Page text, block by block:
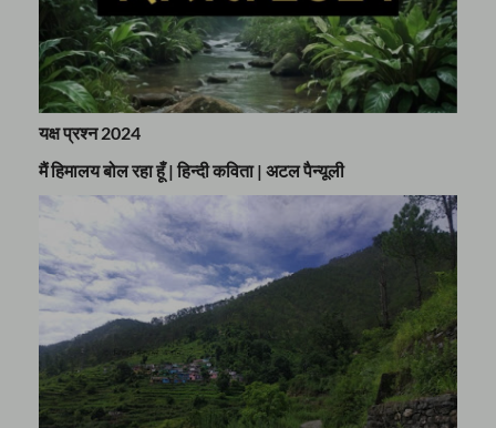
यक्ष प्रश्न 2024
मैं हिमालय बोल रहा हूँ | हिन्दी कविता | अटल पैन्यूली